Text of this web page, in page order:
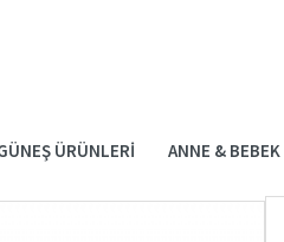
ÜRÜNLERI ANNE & BEBEK